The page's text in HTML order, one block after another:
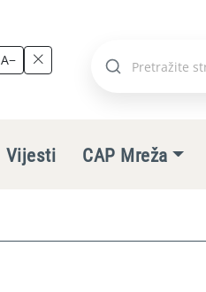
A−
Pretraži
Vijesti CAP Mreža